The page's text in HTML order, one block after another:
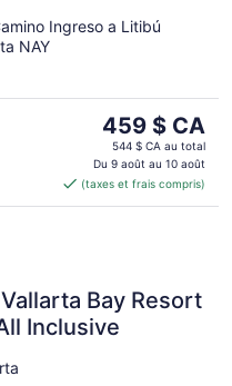
Ingreso a Litibú
NAY
Le
prix
est
de 459 $ CA
par
459 $ CA
544 $ CA au total
Du 9 août au 10 août
(taxes et frais compris)
Bay Resort
Inclusive